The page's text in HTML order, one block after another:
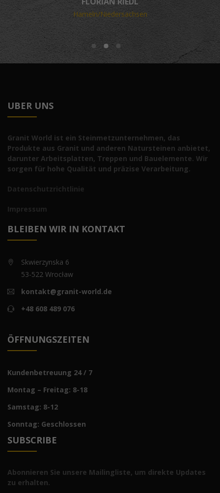
Hameln/Niedersachsen
UBER UNS
Granit World ist ein Steinmetzunternehmen, das
Produkte aus Granit und anderen Natursteinen anbietet,
darunter Arbeitsplatten, Treppen und Bauelemente. Wir
sorgen für hohe Qualität und präzise Verarbeitung.
Datenschutzrichtlinie
Impressum
BLEIBEN WIR IN KONTAKT
Skwierzynska 6
53-522 Wrocław
kontakt@granit-world.de
+48 608 489 076
ÖFFNUNGSZEITEN
Kundenbetreuung 24 / 7
Montag – Freitag: 8-18
Samstag: 8-12
Sonntag: Geschlossen
SUBSCRIBE
Abonnieren Sie unsere Mailingliste, um direkte Updates
zu erhalten.